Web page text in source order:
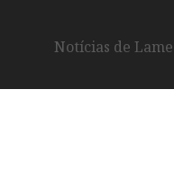
Notícias de